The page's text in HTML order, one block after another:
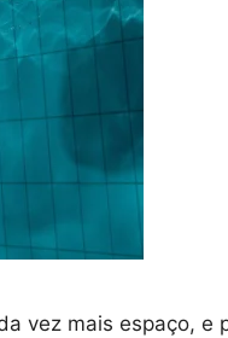
vez mais espaço,